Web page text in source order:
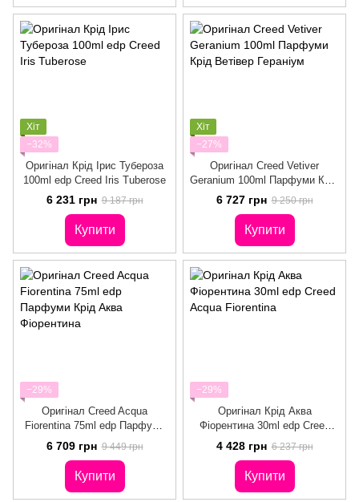
Хіт
−32%
Оригінал Крід Ірис Тубероза
100ml edp Creed Iris Tuberose
6 231 грн 9 187 грн
Купити
Хіт
−27%
Оригінал Creed Vetiver
Geranium 100ml Парфуми Крід
Ветівер Гераніум
6 727 грн 9 250 грн
Купити
−29%
Оригінал Creed Acqua
Fiorentina 75ml edр Парфуми
Крід Аква Фіорентина
6 709 грн 9 449 грн
Купити
−29%
Оригінал Крід Аква
Фіорентина 30ml edр Creed
Acqua Fiorentina
4 428 грн 6 237 грн
Купити